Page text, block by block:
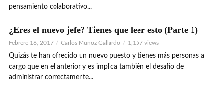
pensamiento colaborativo...
¿Eres el nuevo jefe? Tienes que leer esto (Parte 1)
Febrero 16, 2017 Carlos Muñoz Gallardo 1,157 views
Quizás te han ofrecido un nuevo puesto y tienes más personas a
cargo que en el anterior y es implica también el desafío de
administrar correctamente...